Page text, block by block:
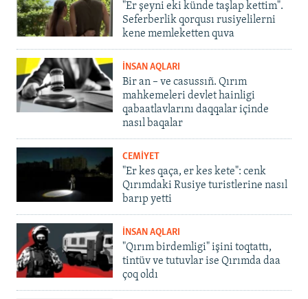
"Er şeyni eki künde taşlap kettim".
Seferberlik qorqusı rusiyelilerni
kene memleketten quva
İNSAN AQLARI
Bir an – ve casussıñ. Qırım
mahkemeleri devlet hainligi
qabaatlavlarını daqqalar içinde
nasıl baqalar
CEMİYET
"Er kes qaça, er kes kete": cenk
Qırımdaki Rusiye turistlerine nasıl
barıp yetti
İNSAN AQLARI
"Qırım birdemligi" işini toqtattı,
tintüv ve tutuvlar ise Qırımda daa
çoq oldı